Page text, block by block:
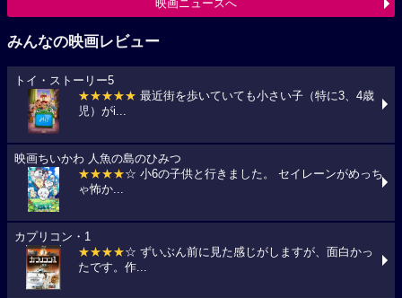
映画ニュースへ
みんなの映画レビュー
トイ・ストーリー5
★★★★★ 最近街を歩いていても小さい子（特に3、4歳
児）がi...
映画ちいかわ 人魚の島のひみつ
★★★★☆ 小6の子供と行きました。 セイレーンがめっち
ゃ怖か...
カプリコン・1
★★★★☆ ずいぶん前に見た感じがしますが、面白かっ
たです。作...